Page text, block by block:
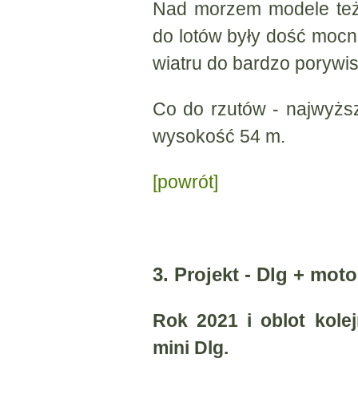
Nad morzem modele
do lotów były dość
wiatru do bardzo
Co do rzutów -
wysokość 54 m.
[powrót]
3. Projekt - Dlg +
Rok 2021 i oblot
mini Dlg.